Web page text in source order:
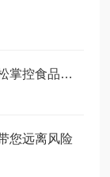
一键启动，食品安全综合分析仪帮您轻松掌控食品质量
您远离风险